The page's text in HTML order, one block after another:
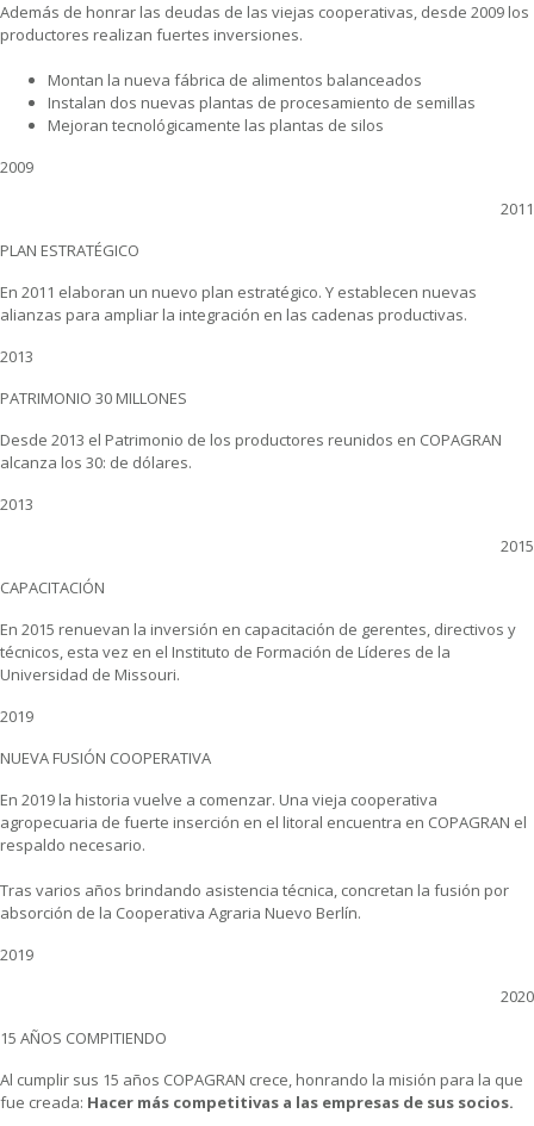
Además de honrar las deudas de las viejas cooperativas, desde 2009 los
productores realizan fuertes inversiones.
Montan la nueva fábrica de alimentos balanceados
Instalan dos nuevas plantas de procesamiento de semillas
Mejoran tecnológicamente las plantas de silos
2009
2011
PLAN ESTRATÉGICO
En 2011 elaboran un nuevo plan estratégico. Y establecen nuevas
alianzas para ampliar la integración en las cadenas productivas.
2013
PATRIMONIO 30 MILLONES
Desde 2013 el Patrimonio de los productores reunidos en COPAGRAN
alcanza los 30: de dólares.
2013
2015
CAPACITACIÓN
En 2015 renuevan la inversión en capacitación de gerentes, directivos y
técnicos, esta vez en el Instituto de Formación de Líderes de la
Universidad de Missouri.
2019
NUEVA FUSIÓN COOPERATIVA
En 2019 la historia vuelve a comenzar. Una vieja cooperativa
agropecuaria de fuerte inserción en el litoral encuentra en COPAGRAN el
respaldo necesario.
Tras varios años brindando asistencia técnica, concretan la fusión por
absorción de la Cooperativa Agraria Nuevo Berlín.
2019
2020
15 AÑOS COMPITIENDO
Al cumplir sus 15 años COPAGRAN crece, honrando la misión para la que
fue creada: Hacer más competitivas a las empresas de sus socios.